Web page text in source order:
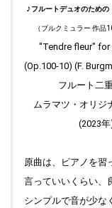
2025.01.25
Top "Field work
しました。"ブラフ
2025.01.20
Top "Field work
2025.01.18
Top "季節の一曲"
Top "季節の一曲"
Comments のペー
♪フルートデュオのための
（ブルクミュラー 作品
"Tendre fleur" for
(Op.100-10) (F.
フルート二重
ムラマツ・オリジ
(2023年
原曲は、ピアノを習
言っていいくらい、
シンプルで音が少な